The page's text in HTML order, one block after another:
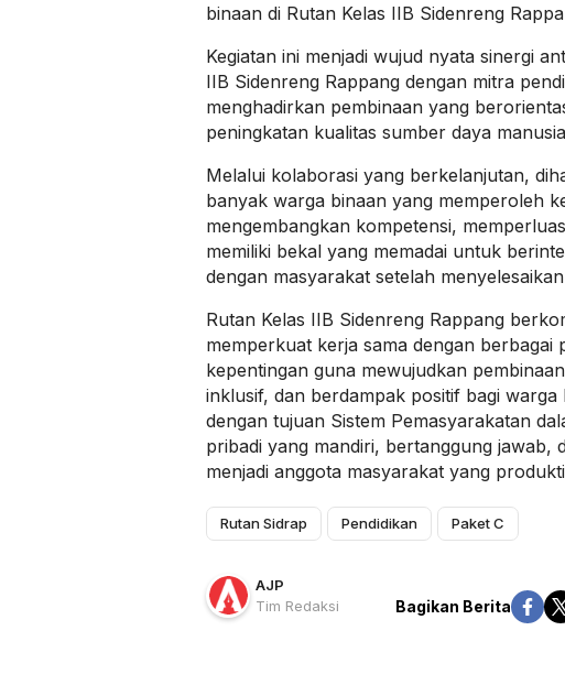
binaan di Rutan Kelas IIB Sidenreng
Kegiatan ini menjadi wujud nyata sinergi
IIB Sidenreng Rappang dengan mitra
menghadirkan pembinaan yang
peningkatan kualitas sumber daya
Melalui kolaborasi yang berkelanjutan,
banyak warga binaan yang memperoleh
mengembangkan kompetensi,
memiliki bekal yang memadai untuk
dengan masyarakat setelah
Rutan Kelas IIB Sidenreng Rappang
memperkuat kerja sama dengan berbagai
kepentingan guna mewujudkan
inklusif, dan berdampak positif bagi warga
dengan tujuan Sistem Pemasyarakatan
pribadi yang mandiri, bertanggung jawab,
menjadi anggota masyarakat yang
Rutan Sidrap Pendidikan Paket C
AJP
Tim Redaksi
Bagikan Berita